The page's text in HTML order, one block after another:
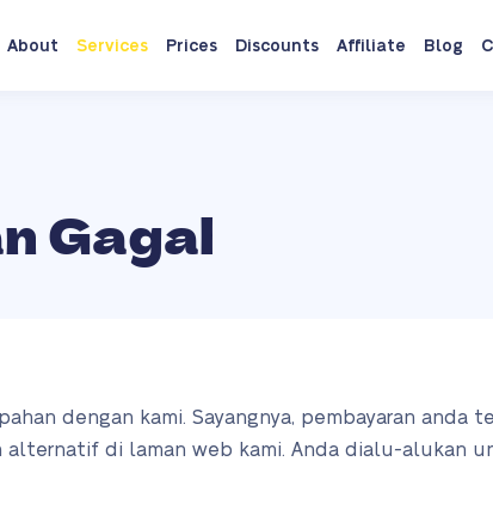
About Services Prices Discounts Affiliate Blog
Gagal
dengan kami. Sayangnya, pembayaran anda
di laman web kami. Anda dialu-alukan